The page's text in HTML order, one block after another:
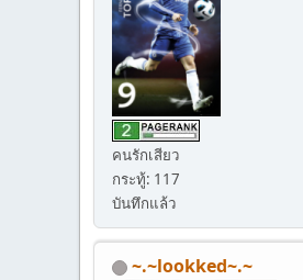
คนรักเสียว
กระทู้: 117
บันทึกแล้ว
~.~lookked~.~